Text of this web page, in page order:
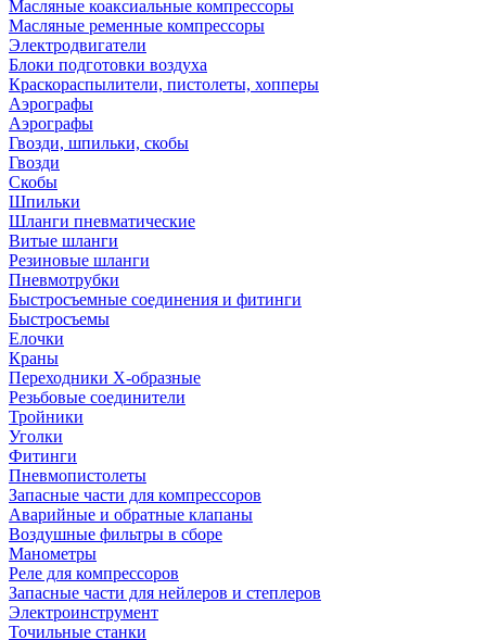
Масляные коаксиальные компрессоры
Масляные ременные компрессоры
Электродвигатели
Блоки подготовки воздуха
Краскораспылители, пистолеты, хопперы
Аэрографы
Аэрографы
Гвозди, шпильки, скобы
Гвозди
Скобы
Шпильки
Шланги пневматические
Витые шланги
Резиновые шланги
Пневмотрубки
Быстросъемные соединения и фитинги
Быстросъемы
Елочки
Краны
Переходники Х-образные
Резьбовые соединители
Тройники
Уголки
Фитинги
Пневмопистолеты
Запасные части для компрессоров
Аварийные и обратные клапаны
Воздушные фильтры в сборе
Манометры
Реле для компрессоров
Запасные части для нейлеров и степлеров
Электроинструмент
Точильные станки